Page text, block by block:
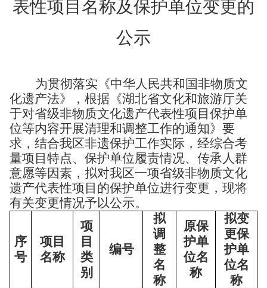
表性项目名称及保护单位变更的
公示
为贯彻落实《中华人民共和国非物质文
化遗产法》，根据《湖北省文化和旅游厅关
于对省级非物质文化遗产代表性项目保护单
位等内容开展清理和调整工作的通知》要
求，结合我区非遗保护工作实际，经综合考
量项目特点、保护单位履责情况、传承人群
意愿等因素，拟对我区一项省级非物质文化
遗产代表性项目的保护单位进行变更，现将
有关变更情况予以公示。
序
号
项目
名称
项
目
类
别
编号
拟
调
整
名
称
原保
护单
位名
称
拟变
更保
护单
位名
称